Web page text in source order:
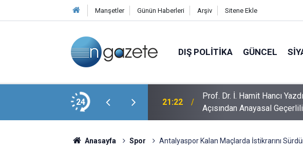
Manşetler Günün Haberleri Arşiv Sitene Ekle
DIŞ POLITIKA GÜNCEL
24
Söz Namustu 21:22
Prof. Dr. İ. Hamit Hancı
Açısından Anayasal
Anasayfa Spor Antalyaspor Kalan Maçlarda İstikrarını